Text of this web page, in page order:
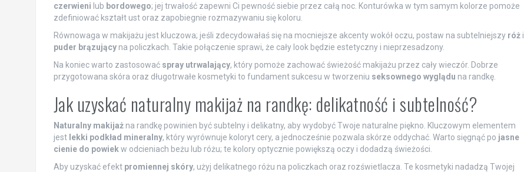
czerwieni lub bordowego; jej trwałość zapewni Ci pewność siebie przez całą noc. Konturówka w tym samym kolorze pomoże
zdefiniować kształt ust oraz zapobiegnie rozmazywaniu się koloru.
Równowaga w makijażu jest kluczowa; jeśli zdecydowałaś się na mocniejsze akcenty wokół oczu, postaw na subtelniejszy różi
puder brązującyna policzkach. Takie połączenie sprawi, że cały look będzie estetyczny i nieprzesadzony.
Na koniec warto zastosować spray utrwalający, który pomoże zachować świeżość makijażu przez cały wieczór. Dobrze
przygotowana skóra oraz długotrwałe kosmetyki to fundament sukcesu w tworzeniu seksownego wyglądu na randkę.
Jak uzyskać naturalny makijaż na randkę: delikatność i subtelność?
Naturalny makijażna randkę powinien być subtelny i delikatny, aby wydobyć Twoje naturalne piękno. Kluczowym elementem
jest lekki podkład mineralny, który wyrównuje koloryt cery, a jednocześnie pozwala skórze oddychać. Warto sięgnąć po jasne
cienie do powiekw odcieniach beżu lub różu; te kolory optycznie powiększą oczy i dodadzą świeżości.
Aby uzyskać efekt promiennej skóry, użyj delikatnego różu na policzkach oraz rozświetlacza. Te kosmetyki nadadzą Twojej